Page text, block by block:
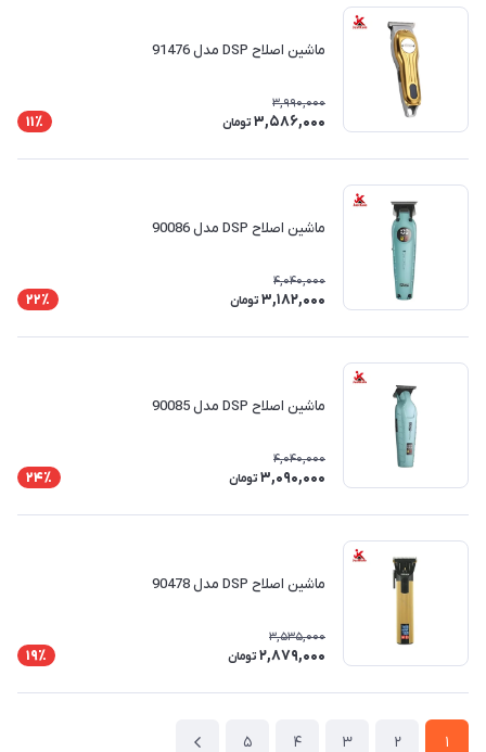
ماشین اصلاح DSP مدل 91476
3,990,000
3,586,000 تومان 11٪
ماشین اصلاح DSP مدل 90086
4,040,000
3,182,000 تومان 22٪
ماشین اصلاح DSP مدل 90085
4,040,000
3,090,000 تومان 24٪
ماشین اصلاح DSP مدل 90478
3,535,000
2,879,000 تومان 19٪
1
2
3
4
5